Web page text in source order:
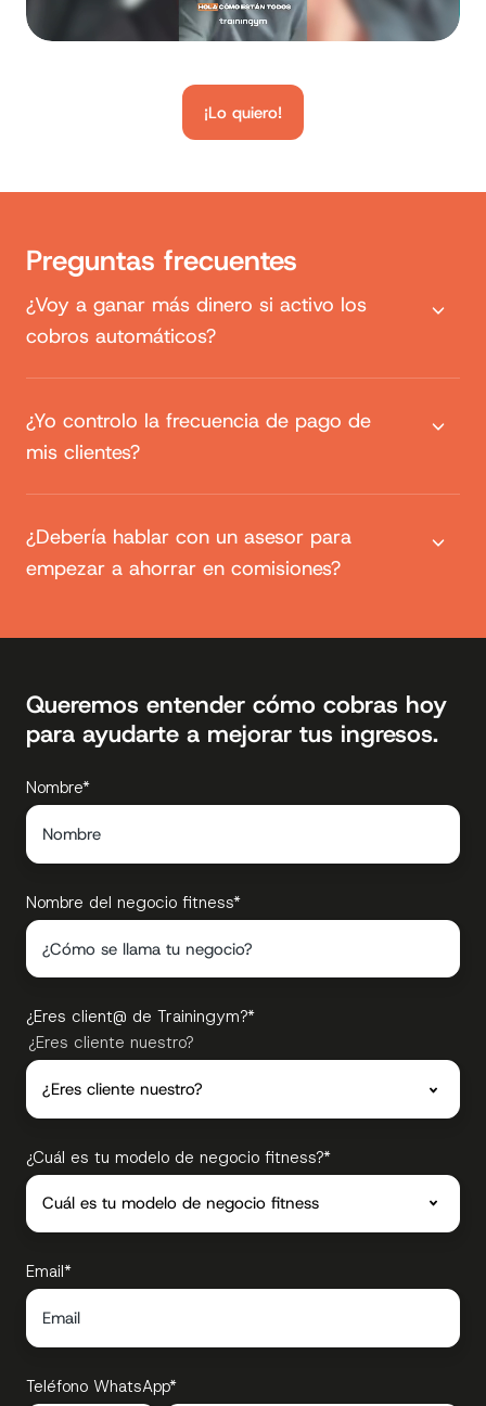
¡Lo quiero!
Preguntas frecuentes
¿Voy a ganar más dinero si activo los
cobros automáticos?
¿Yo controlo la frecuencia de pago de
mis clientes?
¿Debería hablar con un asesor para
empezar a ahorrar en comisiones?
Queremos entender cómo cobras hoy
para ayudarte a mejorar tus ingresos.
Nombre*
Nombre del negocio fitness*
¿Eres client@ de Trainingym?*
¿Eres cliente nuestro?
¿Cuál es tu modelo de negocio fitness?*
Email*
Teléfono WhatsApp*